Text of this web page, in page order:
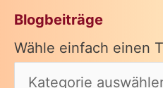
Blogbeiträge
Wähle einfach einen